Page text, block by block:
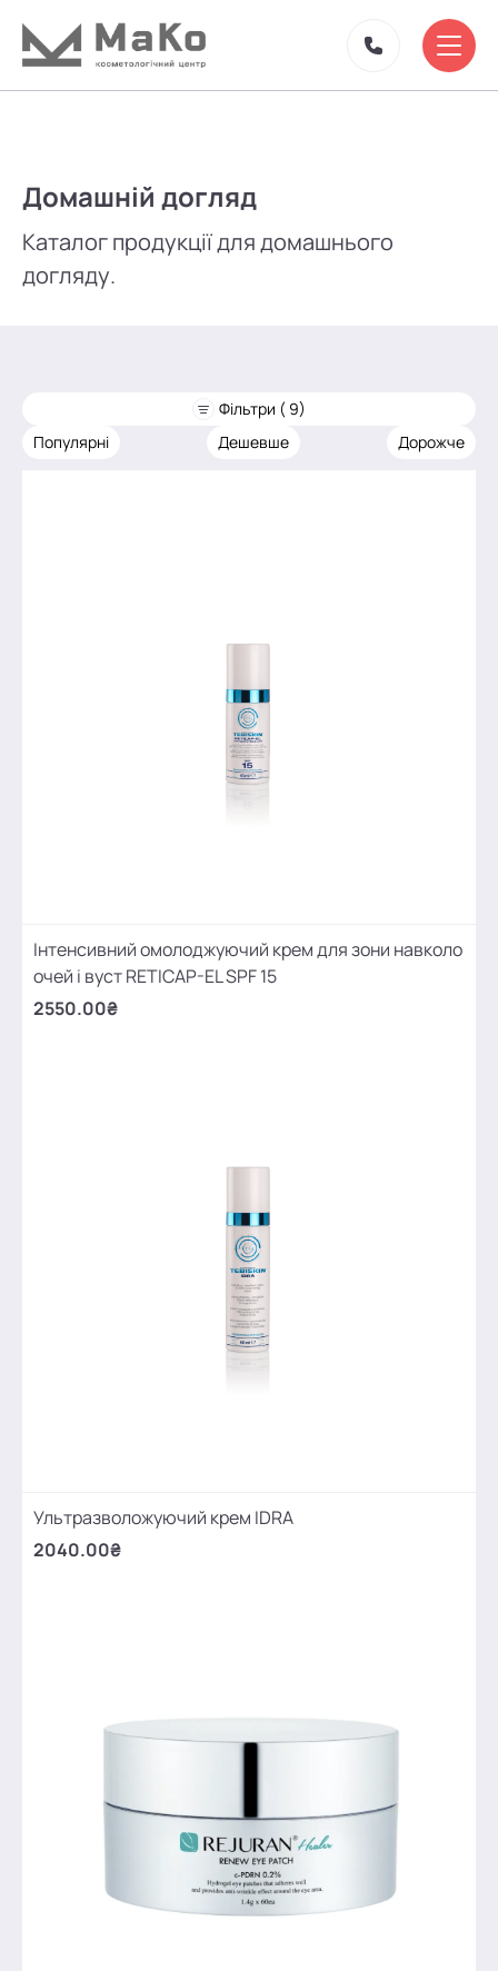
Домашній догляд
Каталог продукції для домашнього
догляду.
Фільтри ( 9)
Популярні
Дешевше Дорожче
Інтенсивний омолоджуючий крем для зони навколо
очей і вуст RETICAP-EL SPF 15
2550.00₴
Ультразволожуючий крем IDRA
2040.00₴